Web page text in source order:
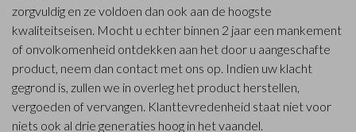
zorgvuldig en ze voldoen dan ook aan de hoogste
kwaliteitseisen. Mocht u echter binnen 2 jaar een mankement
of onvolkomenheid ontdekken aan het door u aangeschafte
product, neem dan contact met ons op. Indien uw klacht
gegrond is, zullen we in overleg het product herstellen,
vergoeden of vervangen. Klanttevredenheid staat niet voor
niets ook al drie generaties hoog in het vaandel.